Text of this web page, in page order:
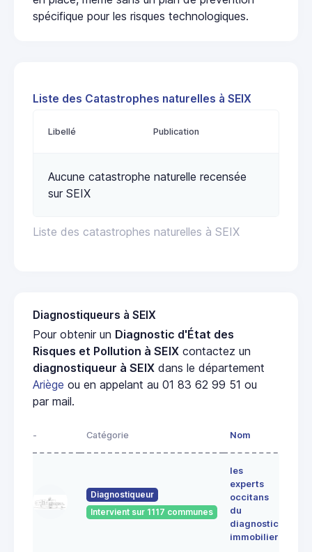
spécifique pour les risques technologiques.
Liste des Catastrophes naturelles à SEIX
Liste des catastrophes naturelles à SEIX
Libellé Publication
Aucune catastrophe naturelle recensée
sur SEIX
Diagnostiqueurs à SEIX
Pour obtenir un Diagnostic d'État des
Risques et Pollution à SEIX contactez un
diagnostiqueur à SEIX dans le département
Ariège ou en appelant au 01 83 62 99 51 ou
par mail.
- Catégorie Nom
Diagnostiqueur
Intervient sur 1117 communes
les
experts
occitans
du
diagnostic
immobilier